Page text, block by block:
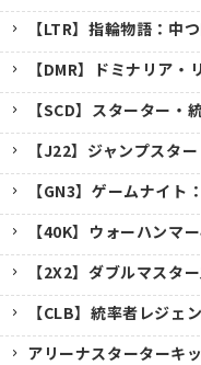
【LTR】指輪物語：中
【DMR】ドミナリア・
【SCD】スターター・
【J22】ジャンプスタ
【GN3】ゲームナイト
【40K】ウォーハンマ
【2X2】ダブルマスタ
【CLB】統率者レジェ
アリーナスターターキ